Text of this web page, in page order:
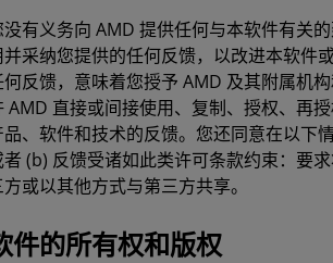
没有义务向 AMD 提供任何与本软件有关
并采纳您提供的任何反馈，以改进本软件
何反馈，意味着您授予 AMD 及其附属机
AMD 直接或间接使用、复制、授权、再
品、软件和技术的反馈。您还同意在以下
者 (b) 反馈受诸如此类许可条款约束：要
方或以其他方式与第三方共享。
件的所有权和版权